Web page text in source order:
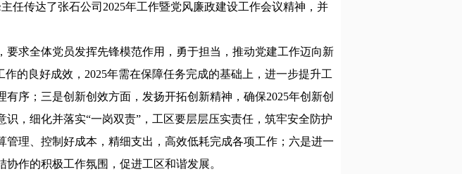
任传达了张石公司2025年工作暨党风廉政建设工作会议精神，并
求全体党员发挥先锋模范作用，勇于担当，推动党建工作迈向新
的良好成效，2025年需在保障任务完成的基础上，进一步提升工
序；三是创新创效方面，发扬开拓创新精神，确保2025年创新创
，细化并落实“一岗双责”，工区要层层压实责任，筑牢安全防护
理、控制好成本，精细支出，高效低耗完成各项工作；六是进一
作的积极工作氛围，促进工区和谐发展。